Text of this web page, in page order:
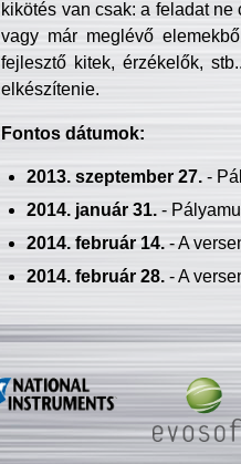
kikötés van csak: a feladat
vagy már meglévő
fejlesztő kitek, érzékelők,
elkészítenie.
Fontos dátumok:
2013. szeptember 27.-
2014. január 31.-
2014. február 14.- A
2014. február 28.- A